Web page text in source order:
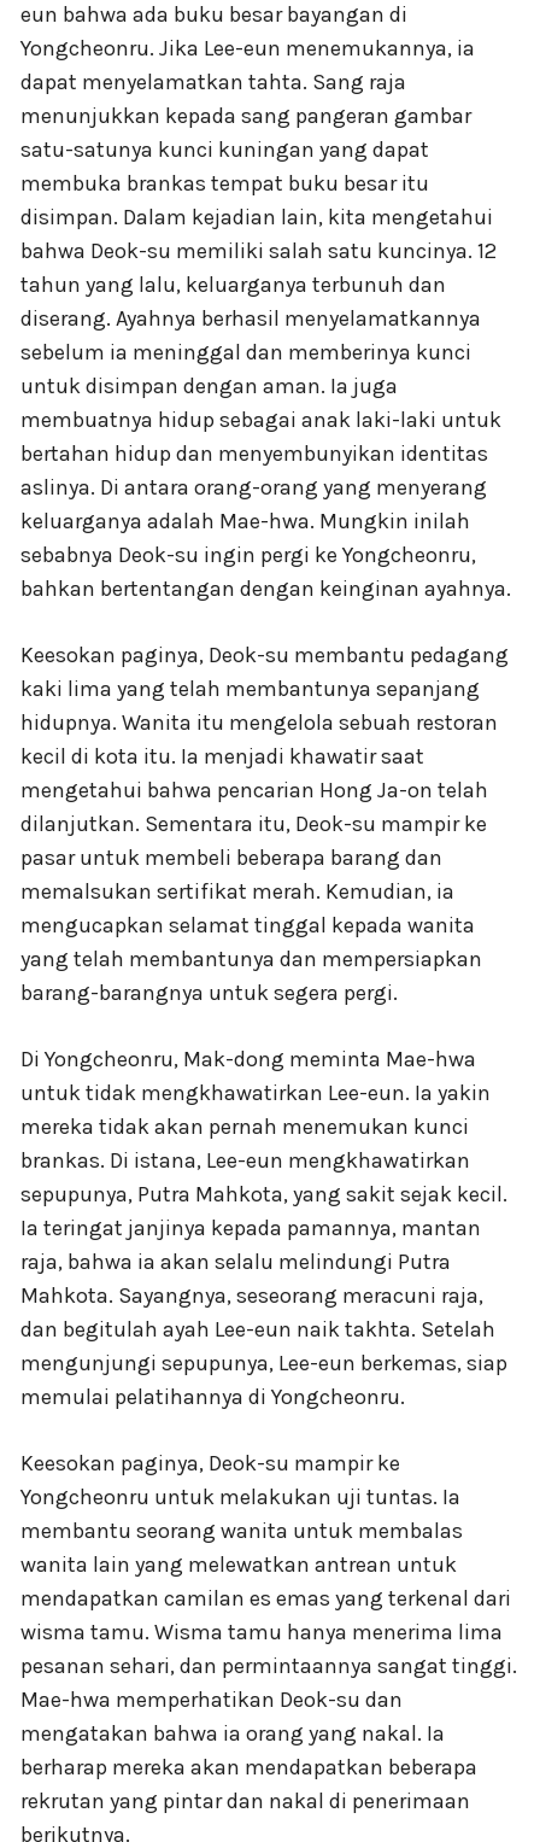
eun bahwa ada buku besar bayangan di
Yongcheonru. Jika Lee-eun menemukannya, ia
dapat menyelamatkan tahta. Sang raja
menunjukkan kepada sang pangeran gambar
satu-satunya kunci kuningan yang dapat
membuka brankas tempat buku besar itu
disimpan. Dalam kejadian lain, kita mengetahui
bahwa Deok-su memiliki salah satu kuncinya. 12
tahun yang lalu, keluarganya terbunuh dan
diserang. Ayahnya berhasil menyelamatkannya
sebelum ia meninggal dan memberinya kunci
untuk disimpan dengan aman. Ia juga
membuatnya hidup sebagai anak laki-laki untuk
bertahan hidup dan menyembunyikan identitas
aslinya. Di antara orang-orang yang menyerang
keluarganya adalah Mae-hwa. Mungkin inilah
sebabnya Deok-su ingin pergi ke Yongcheonru,
bahkan bertentangan dengan keinginan ayahnya.
Keesokan paginya, Deok-su membantu pedagang
kaki lima yang telah membantunya sepanjang
hidupnya. Wanita itu mengelola sebuah restoran
kecil di kota itu. Ia menjadi khawatir saat
mengetahui bahwa pencarian Hong Ja-on telah
dilanjutkan. Sementara itu, Deok-su mampir ke
pasar untuk membeli beberapa barang dan
memalsukan sertifikat merah. Kemudian, ia
mengucapkan selamat tinggal kepada wanita
yang telah membantunya dan mempersiapkan
barang-barangnya untuk segera pergi.
Di Yongcheonru, Mak-dong meminta Mae-hwa
untuk tidak mengkhawatirkan Lee-eun. Ia yakin
mereka tidak akan pernah menemukan kunci
brankas. Di istana, Lee-eun mengkhawatirkan
sepupunya, Putra Mahkota, yang sakit sejak kecil.
Ia teringat janjinya kepada pamannya, mantan
raja, bahwa ia akan selalu melindungi Putra
Mahkota. Sayangnya, seseorang meracuni raja,
dan begitulah ayah Lee-eun naik takhta. Setelah
mengunjungi sepupunya, Lee-eun berkemas, siap
memulai pelatihannya di Yongcheonru.
Keesokan paginya, Deok-su mampir ke
Yongcheonru untuk melakukan uji tuntas. Ia
membantu seorang wanita untuk membalas
wanita lain yang melewatkan antrean untuk
mendapatkan camilan es emas yang terkenal dari
wisma tamu. Wisma tamu hanya menerima lima
pesanan sehari, dan permintaannya sangat tinggi.
Mae-hwa memperhatikan Deok-su dan
mengatakan bahwa ia orang yang nakal. Ia
berharap mereka akan mendapatkan beberapa
rekrutan yang pintar dan nakal di penerimaan
berikutnya.